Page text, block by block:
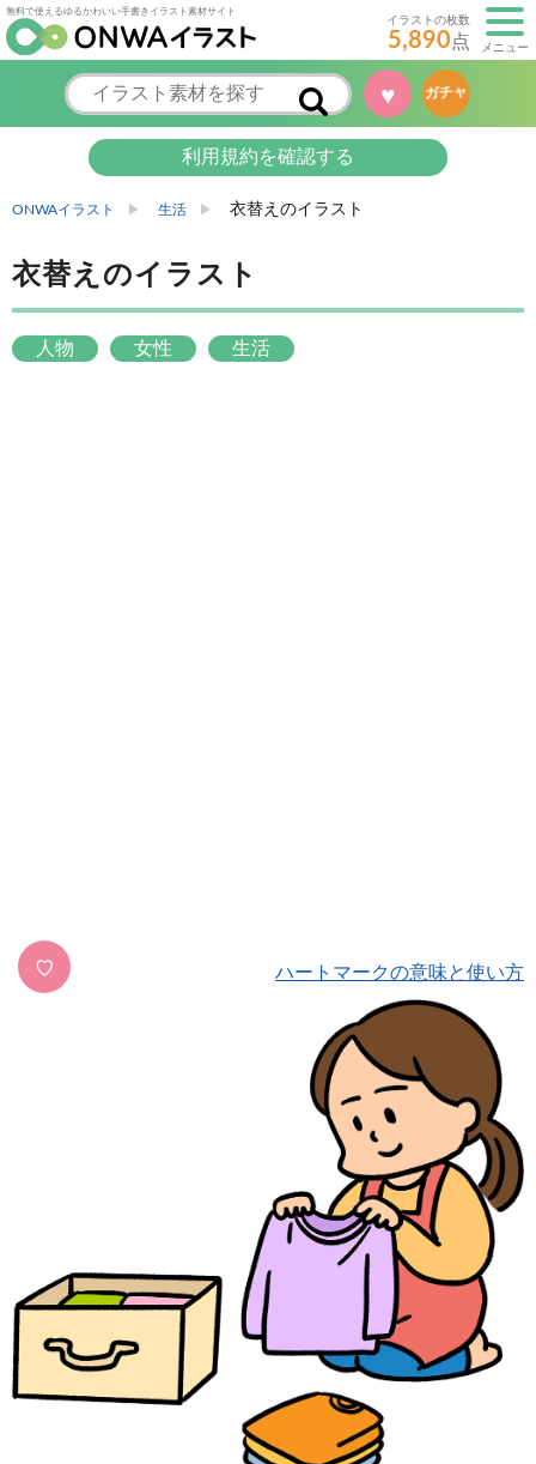
無料で使えるゆるかわいい手書きイラスト素材サイト
イラストの枚数
5,890点 メニュー
♥ ガチャ
利用規約を確認する
ONWAイラスト 生活 衣替えのイラスト
衣替えのイラスト
人物 女性 生活
♡ ハートマークの意味と使い方